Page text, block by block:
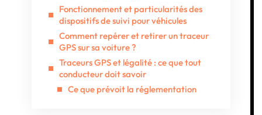
Fonctionnement et particularités des
dispositifs de suivi pour véhicules
Comment repérer et retirer un traceur
GPS sur sa voiture ?
Traceurs GPS et légalité : ce que tout
conducteur doit savoir
Ce que prévoit la réglementation